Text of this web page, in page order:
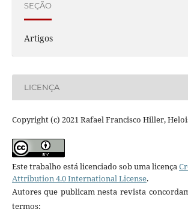
SEÇÃO
Artigos
LICENÇA
Copyright (c) 2021 Rafael Francisco Hiller,
Este trabalho está licenciado sob uma licença
Attribution 4.0 International License.
Autores que publicam nesta revista
termos: